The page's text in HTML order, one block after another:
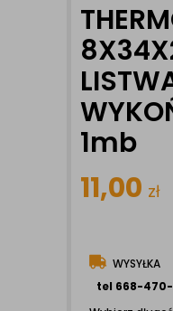
1mb
11,00 zł
WYSYŁKA
tel 668-